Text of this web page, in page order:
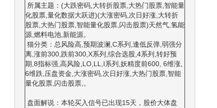
所属主题：(大跌密码,大转折股票,大热门股票,智能量
化股票,量化数据大跃进)(大涨密码,次日好涨,大转折
股票,大热门股票,智能量化股票,闪击股票)天然气,氢能
源,燃料电池,新能源。
猫分类：总风险高,预期波澜,C系列,逢低反弹,弱强分
离,涨前300,跌前300,X系列,综合选股,4系列,转好预
期,8指标强,高风险,LO,LL,I系列,妖精度前600, 6维涨,
6维跌,压盘资金,大涨密码,次日好涨,大热门股票,智能
量化股票,闪击股票,。
盘面解说：本轮买入信号已出现15天，股价大体盘